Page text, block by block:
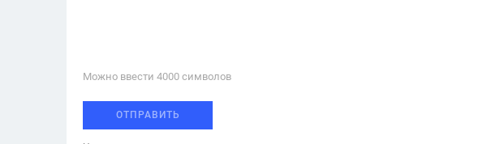
Можно ввести 4000 cимволов
ОТПРАВИТЬ